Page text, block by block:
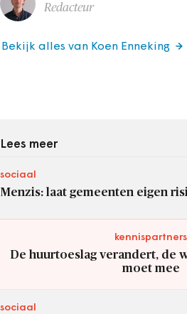
Redacteur
Bekijk alles van Koen Enneking
Lees meer
sociaal
Menzis: laat gemeenten eigen
kennispartners
De huurtoeslag verandert, de
moet mee
sociaal